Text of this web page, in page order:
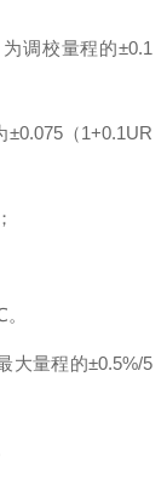
校量程的±0.1
（1+0.1UR
程的±0.5%/5